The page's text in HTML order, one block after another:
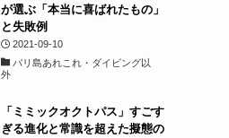
が選ぶ「本当に喜ばれたもの」
と失敗例
2021-09-10
バリ島あれこれ・ダイビング以
外
「ミミックオクトパス」すごす
ぎる進化と常識を超えた擬態の